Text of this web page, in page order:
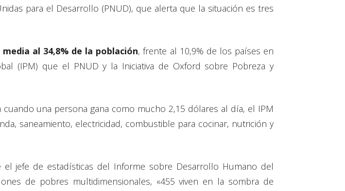
para el Desarrollo (PNUD), que alerta que la situación es tres
al 34,8% de la población, frente al 10,9% de los países en
(IPM) que el PNUD y la Iniciativa de Oxford sobre Pobreza y
una persona gana como mucho 2,15 dólares al día, el IPM
saneamiento, electricidad, combustible para cocinar, nutrición y
el jefe de estadísticas del Informe sobre Desarrollo Humano del
de pobres multidimensionales, «455 viven en la sombra de